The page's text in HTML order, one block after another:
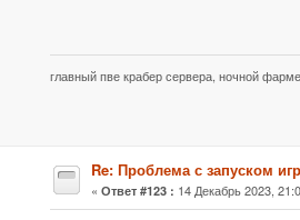
главный пве крабер сервера, ночной
Re: Проблема с запуском
« Ответ #123 : 14 Декабрь 2023,